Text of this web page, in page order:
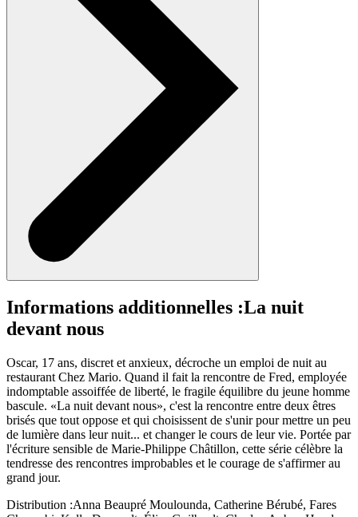
Informations additionnelles :La nuit
devant nous
Oscar, 17 ans, discret et anxieux, décroche un emploi de nuit au
restaurant Chez Mario. Quand il fait la rencontre de Fred, employée
indomptable assoiffée de liberté, le fragile équilibre du jeune homme
bascule. «La nuit devant nous», c'est la rencontre entre deux êtres
brisés que tout oppose et qui choisissent de s'unir pour mettre un peu
de lumière dans leur nuit... et changer le cours de leur vie. Portée par
l'écriture sensible de Marie-Philippe Châtillon, cette série célèbre la
tendresse des rencontres improbables et le courage de s'affirmer au
grand jour.
Distribution :Anna Beaupré Moulounda, Catherine Bérubé, Fares